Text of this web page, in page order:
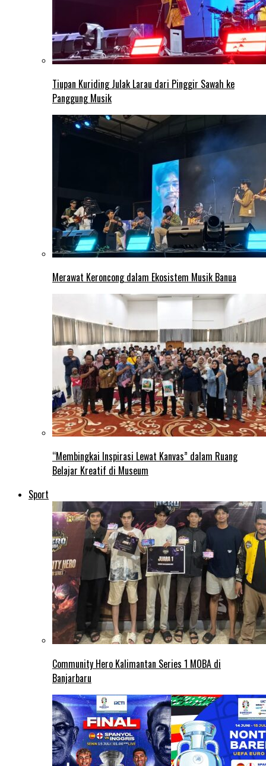
Tiupan Kuriding Julak Larau dari Pinggir Sawah ke
Panggung Musik
Merawat Keroncong dalam Ekosistem Musik Banua
“Membingkai Inspirasi Lewat Kanvas” dalam Ruang
Belajar Kreatif di Museum
Sport
Community Hero Kalimantan Series 1 MOBA di
Banjarbaru